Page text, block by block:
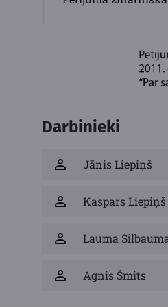
Darbinieki
Jānis Liepiņš
Kaspars Liepiņš
Lauma
Agnis Šmits